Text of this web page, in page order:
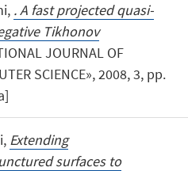
. A fast projected quasi-
Tikhonov
JOURNAL OF
SCIENCE», 2008, 3, pp.
Extending
surfaces to